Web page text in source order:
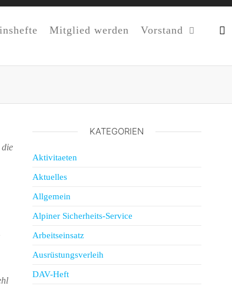
Mitglied werden Vorstand
KATEGORIEN
Aktivitaeten
Aktuelles
Allgemein
Alpiner Sicherheits-Service
Arbeitseinsatz
Ausrüstungsverleih
DAV-Heft